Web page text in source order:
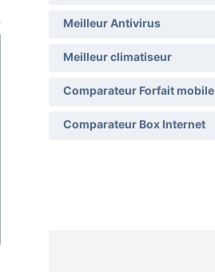
Meilleur Antivirus
Meilleur climatiseur
Comparateur Forfait mobile
Comparateur Box Internet